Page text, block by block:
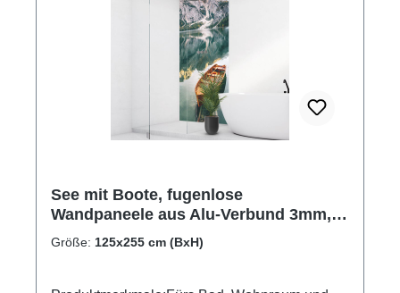
See mit Boote, fugenlose
Wandpaneele aus Alu-Verbund 3mm,
Duschrückwand
Größe: 125x255 cm (BxH)